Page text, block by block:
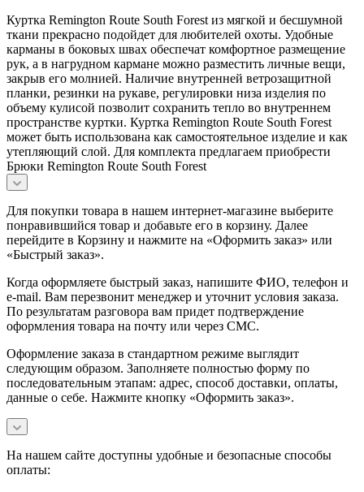
Куртка Remington Route South Forest из мягкой и бесшумной
ткани прекрасно подойдет для любителей охоты. Удобные
карманы в боковых швах обеспечат комфортное размещение
рук, а в нагрудном кармане можно разместить личные вещи,
закрыв его молнией. Наличие внутренней ветрозащитной
планки, резинки на рукаве, регулировки низа изделия по
объему кулисой позволит сохранить тепло во внутреннем
пространстве куртки. Куртка Remington Route South Forest
может быть использована как самостоятельное изделие и как
утепляющий слой. Для комплекта предлагаем приобрести
Брюки Remington Route South Forest
Для покупки товара в нашем интернет-магазине выберите
понравившийся товар и добавьте его в корзину. Далее
перейдите в Корзину и нажмите на «Оформить заказ» или
«Быстрый заказ».
Когда оформляете быстрый заказ, напишите ФИО, телефон и
e-mail. Вам перезвонит менеджер и уточнит условия заказа.
По результатам разговора вам придет подтверждение
оформления товара на почту или через СМС.
Оформление заказа в стандартном режиме выглядит
следующим образом. Заполняете полностью форму по
последовательным этапам: адрес, способ доставки, оплаты,
данные о себе. Нажмите кнопку «Оформить заказ».
На нашем сайте доступны удобные и безопасные способы
оплаты: